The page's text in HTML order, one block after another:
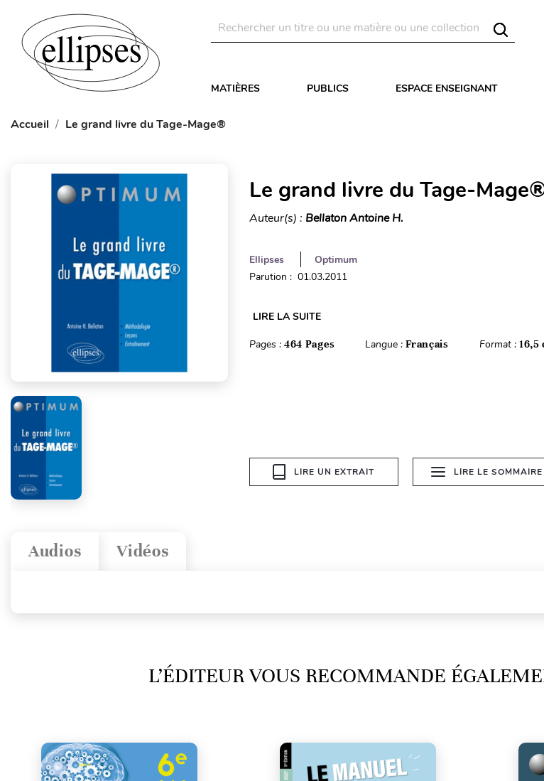
MATIÈRES PUBLICS ESPACE ENSEIGNANT
Accueil Le grand livre du Tage-Mage®
Le grand livre du Tage-
Auteur(s) : Bellaton Antoine H.
Ellipses
Optimum
Parution : 01.03.2011
LIRE LA SUITE
Pages : 464 Pages Langue :Français Format : 16,5
LIRE UN EXTRAIT LIRE LE SOMMAIRE
Vidéos
Audios
L’ÉDITEUR VOUS RECOMMANDE